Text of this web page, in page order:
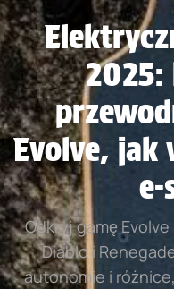
2025:
Evolve, jak
e-
Odkryj gamę
Diablo i
autonomie i